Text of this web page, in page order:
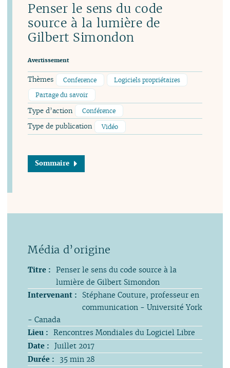
Penser le sens du code
source à la lumière de
Gilbert Simondon
Avertissement
Thèmes Conference
Logiciels propriétaires
Partage du savoir
Type d’action Conférence
Type de publication Vidéo
Sommaire
Titre : Penser le sens du code source à la
lumière de Gilbert Simondon
Intervenant :
Stéphane Couture, professeur en
communication - Université York
- Canada
Lieu : Rencontres Mondiales du Logiciel Libre
Date : Juillet 2017
Durée :
35 min 28